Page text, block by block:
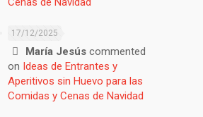
17/12/2025
María Jesúscommented
on Ideas de Entrantes y
Aperitivos sin Huevo para las
Comidas y Cenas de Navidad